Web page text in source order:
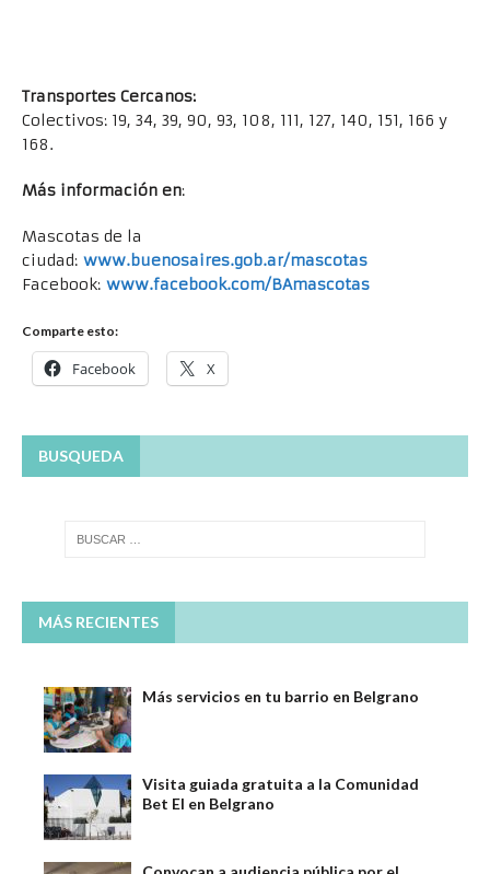
Transportes Cercanos:
Colectivos: 19, 34, 39, 90, 93, 108, 111, 127, 140, 151, 166 y
168.
Más información en:
Mascotas de la
ciudad: www.buenosaires.gob.ar/mascotas
Facebook: www.facebook.com/BAmascotas
Comparte esto:
Facebook X
BUSQUEDA
MÁS RECIENTES
Más servicios en tu barrio en Belgrano
Visita guiada gratuita a la Comunidad
Bet El en Belgrano